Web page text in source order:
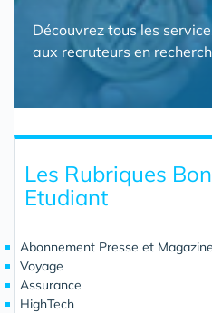
Découvrez tous les
aux recruteurs en
Les Rubriques
Etudiant
Abonnement Presse et
Voyage
Assurance
HighTech